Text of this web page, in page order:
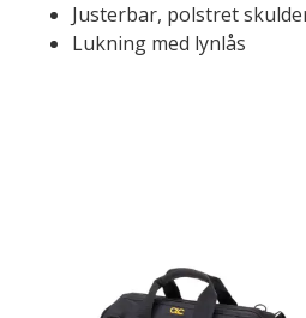
Justerbar, polstret
Lukning med lynlås